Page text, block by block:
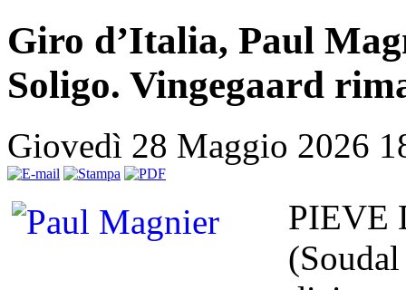
Giro d’Italia, Paul
Soligo. Vingegaard
Giovedì 28 Maggio 2026
PIEVE